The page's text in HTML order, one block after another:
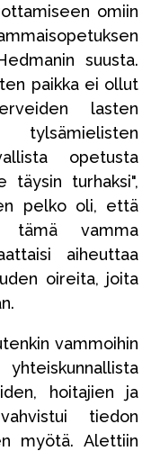
omiin
suusta.
paikka ei ollut
lasten
opetusta
täysin turhaksi",
pelko oli, että
tämä vamma
aiheuttaa
oireita, joita
vammoihin
hoitajien ja
tiedon
myötä. Alettiin